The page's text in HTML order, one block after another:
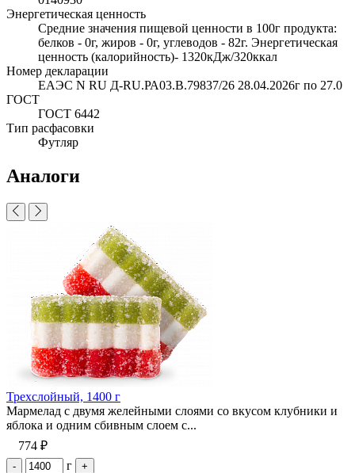
Энергетическая ценность
Средние значения пищевой ценности в 100г продукта:
белков - 0г, жиров - 0г, углеводов - 82г. Энергетическая
ценность (калорийность)- 1320кДж/320ккал
Номер декларации
ЕАЭС N RU Д-RU.РА03.В.79837/26 28.04.2026г по 27.0
ГОСТ
ГОСТ 6442
Тип расфасовки
Футляр
Аналоги
Трехслойный, 1400 г
Мармелад с двумя желейными слоями со вкусом клубники и
яблока и одним сбивным слоем с...
774 ₽
- г
+